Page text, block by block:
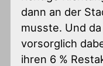
dann an der
musste. Und
vorsorglich
ihren 6 %